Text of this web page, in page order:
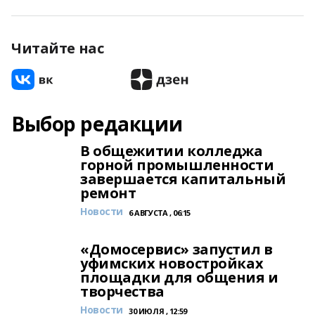
Читайте нас
Выбор редакции
В общежитии колледжа
горной промышленности
завершается капитальный
ремонт
Новости 6 АВГУСТА , 06:15
«Домосервис» запустил в
уфимских новостройках
площадки для общения и
творчества
Новости 30 ИЮЛЯ , 12:59